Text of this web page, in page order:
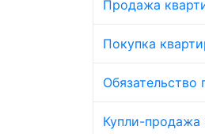
Продажа
Покупка
Обязательство
Купли-продажа